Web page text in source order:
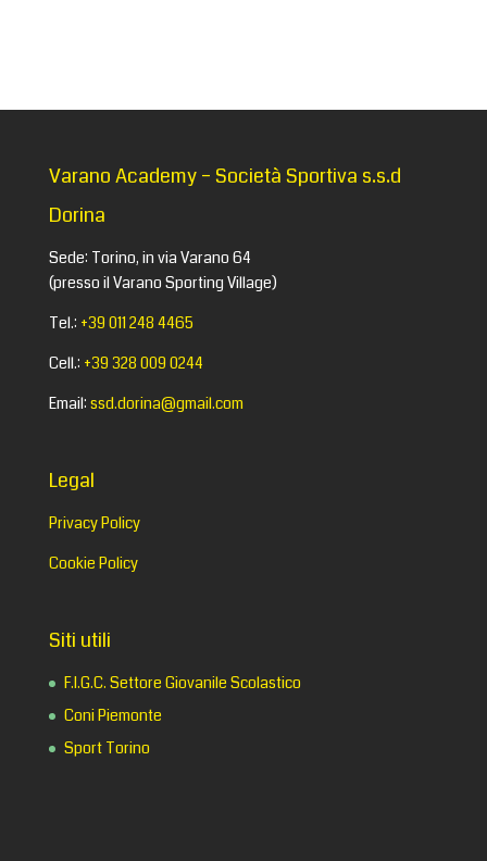
Varano Academy – Società Sportiva s.s.d
Dorina
Sede: Torino, in via Varano 64
(presso il Varano Sporting Village)
Tel.: +39 011 248 4465
Cell.: +39 328 009 0244
Email: ssd.dorina@gmail.com
Legal
Privacy Policy
Cookie Policy
Siti utili
F.I.G.C. Settore Giovanile Scolastico
Coni Piemonte
Sport Torino